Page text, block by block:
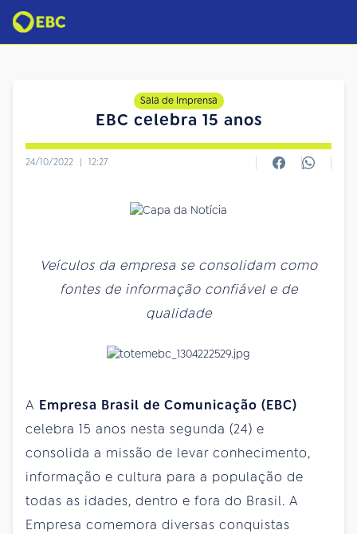
Sala de Imprensa
EBC celebra 15 anos
24/10/2022 | 12:27
Veículos da empresa se consolidam como
fontes de informação confiável e de
qualidade
A Empresa Brasil de Comunicação (EBC)
celebra 15 anos nesta segunda (24) e
consolida a missão de levar conhecimento,
informação e cultura para a população de
todas as idades, dentro e fora do Brasil. A
Empresa comemora diversas conquistas